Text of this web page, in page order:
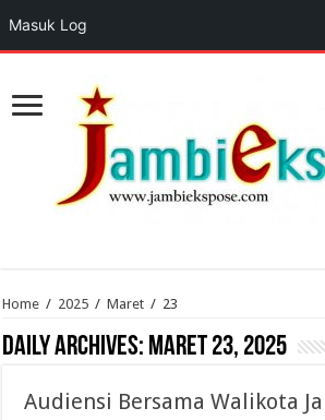
Home / 2025 / Maret / 23
Daily Archives: Maret 23, 2025
Audiensi Bersama Walikota
Masuk Log